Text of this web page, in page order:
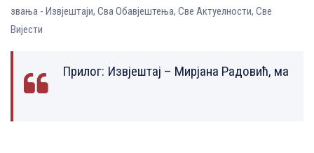
звања - Извјештаји, Сва Обавјештења, Све Aктуелности, Све
Вијести
Прилог: Извјештај – Мирјана Радовић, ма